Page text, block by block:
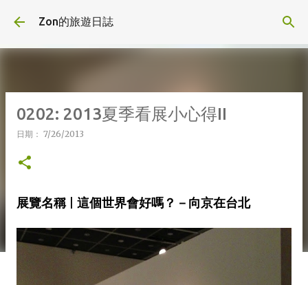
Zon的旅遊日誌
0202: 2013夏季看展小心得II
日期： 7/26/2013
展覽名稱 | 這個世界會好嗎？－向京在台北